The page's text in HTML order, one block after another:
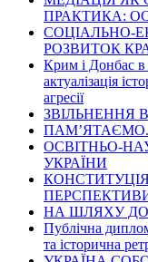
ПРАКТИКА:
СОЦІАЛЬНО-
РОЗВИТОК
Крим і Донбас в
актуалізація
агресії
ЗВІЛЬНЕННЯ
ОСВІТНЬО-
УКРАЇНИ
КОНСТИТУЦІЯ
НА ШЛЯХУ ДО
Публічна
та історична